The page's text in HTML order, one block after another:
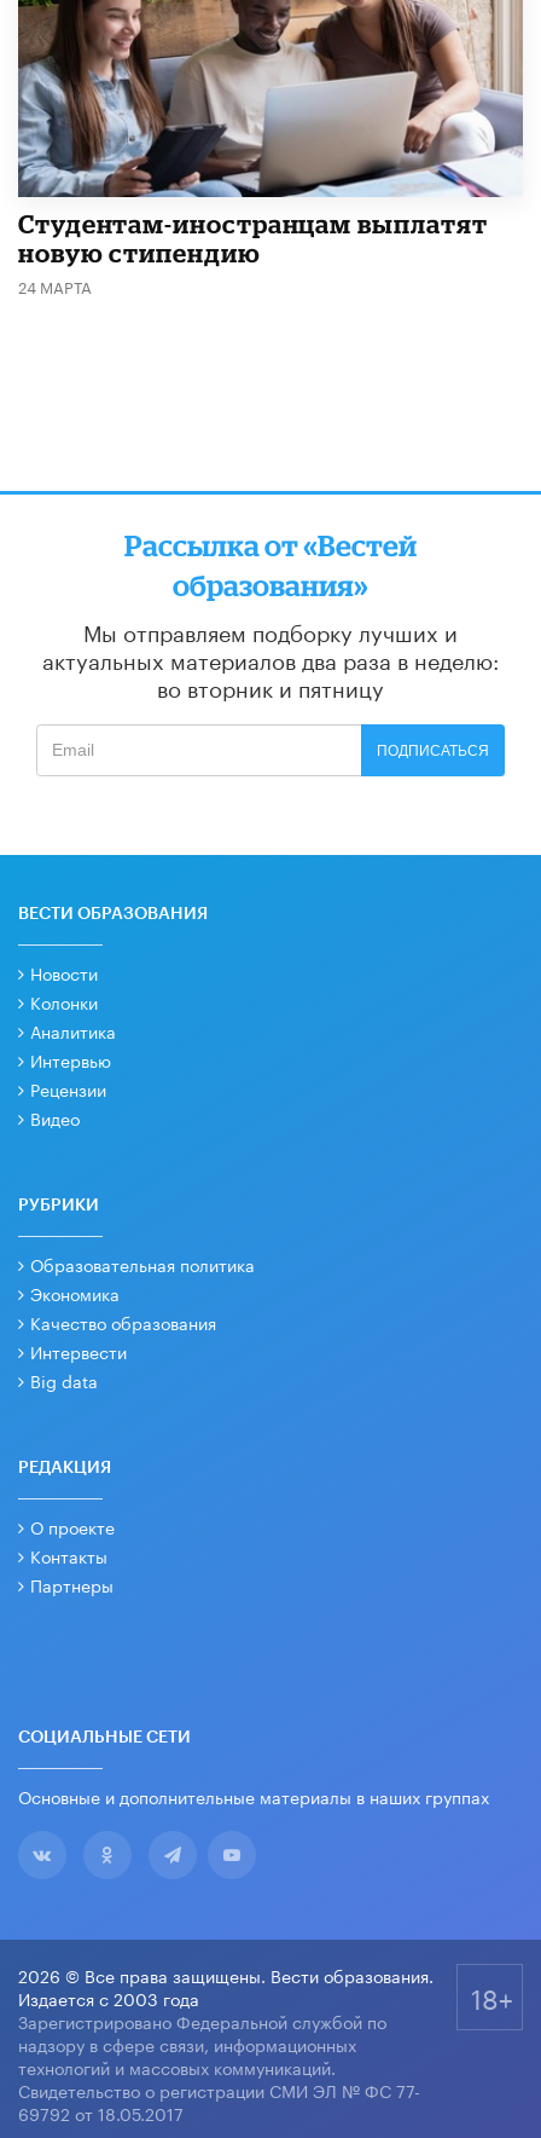
Студентам-иностранцам выплатят
новую стипендию
24 МАРТА
Рассылка от «Вестей
образования»
Мы отправляем подборку лучших и
актуальных материалов два раза в неделю:
во вторник и пятницу
ПОДПИСАТЬСЯ
ВЕСТИ ОБРАЗОВАНИЯ
Новости
Колонки
Аналитика
Интервью
Рецензии
Видео
РУБРИКИ
Образовательная политика
Экономика
Качество образования
Интервести
Big data
РЕДАКЦИЯ
О проекте
Контакты
Партнеры
СОЦИАЛЬНЫЕ СЕТИ
Основные и дополнительные материалы в наших группах
2026 © Все права защищены. Вести образования.
Издается с 2003 года
Зарегистрировано Федеральной службой по
надзору в сфере связи, информационных
технологий и массовых коммуникаций.
Свидетельство о регистрации СМИ ЭЛ № ФС 77-
69792 от 18.05.2017
18+